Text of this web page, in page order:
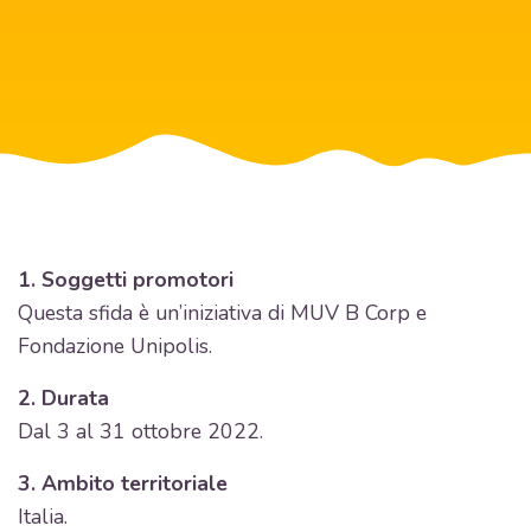
1. Soggetti promotori
Questa sfida è un’iniziativa di MUV B Corp e
Fondazione Unipolis.
2. Durata
Dal 3 al 31 ottobre 2022.
3. Ambito territoriale
Italia.